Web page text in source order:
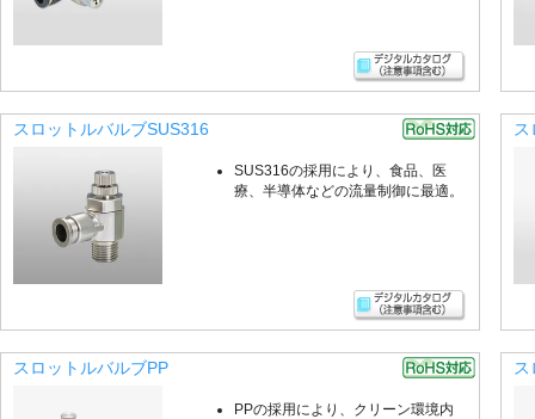
スロットルバルブSUS316
SUS316の採用により、食品、医
療、半導体などの流量制御に最適。
スロットルバルブPP
PPの採用により、クリーン環境内